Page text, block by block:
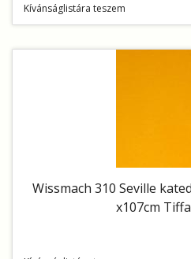
Kívánságlistára teszem
Wissmach 310 Seville
x107cm